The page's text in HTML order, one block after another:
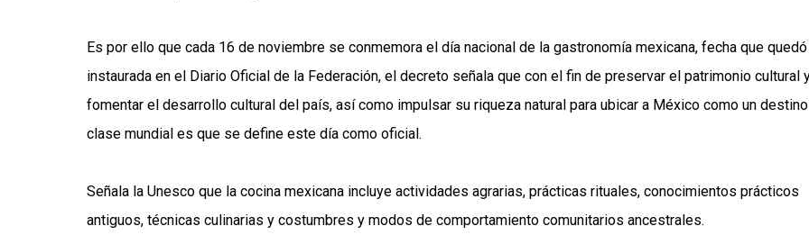
Es por ello que cada 16 de noviembre se conmemora el día nacional de la gastronomía mexicana, fecha que quedó
instaurada en el Diario Oficial de la Federación, el decreto señala que con el fin de preservar el patrimonio cultural
fomentar el desarrollo cultural del país, así como impulsar su riqueza natural para ubicar a México como un
clase mundial es que se define este día como oficial.
Señala la Unesco que la cocina mexicana incluye actividades agrarias, prácticas rituales, conocimientos prácticos
antiguos, técnicas culinarias y costumbres y modos de comportamiento comunitarios ancestrales.